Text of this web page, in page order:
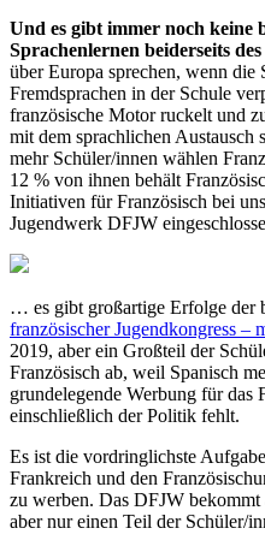
Und es gibt immer noch keine
Sprachenlernen beiderseits
über Europa sprechen, wenn
Fremdsprachen in der Schule
französische Motor ruckelt und
mit dem sprachlichen Austausch
mehr Schüler/innen wählen
12 % von ihnen behält
Initiativen für Französisch bei
Jugendwerk DFJW
… es gibt großartige Erfolge der
französischer Jugendkongress –
2019, aber ein Großteil der
Französisch ab, weil Spanisch
grundelegende Werbung für das
einschließlich der Politik fehlt.
Es ist die vordringlichste
Frankreich und den
zu werben. Das DFJW
aber nur einen Teil der Schüler/